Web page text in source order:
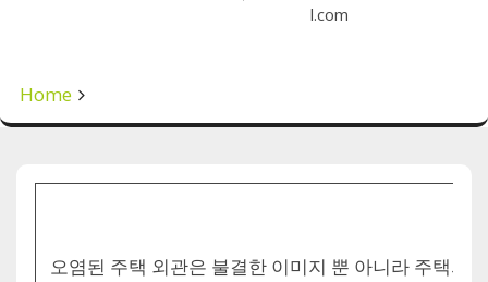
l.com
Home
오염된 주택 외관은 불결한 이미지 뿐 아니라 주택의